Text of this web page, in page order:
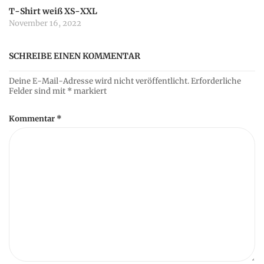
T-Shirt weiß XS-XXL
November 16, 2022
SCHREIBE EINEN KOMMENTAR
Deine E-Mail-Adresse wird nicht veröffentlicht.Erforderliche
Felder sind mit * markiert
Kommentar *